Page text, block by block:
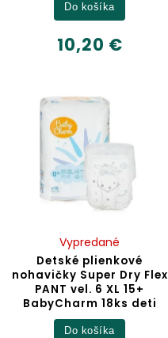
10,20 €
Do košíka
Detské plienkové
nohavičky Super Dry Flex
PANT vel. 6 XL 15+
BabyCharm 18ks deti
Vypredané
Do košíka